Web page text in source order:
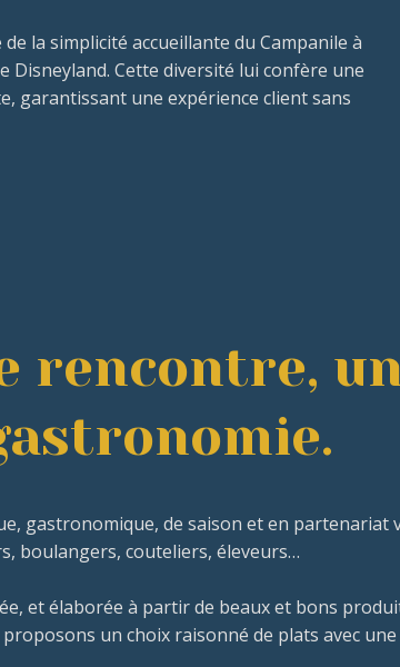
la simplicité accueillante du Campanile à
Disneyland. Cette diversité lui confère une
garantissant une expérience client sans
rencontre,
gastronomique, de saison et en partenariat
boulangers, couteliers, éleveurs…
et élaborée à partir de beaux et bons
un choix raisonné de plats avec